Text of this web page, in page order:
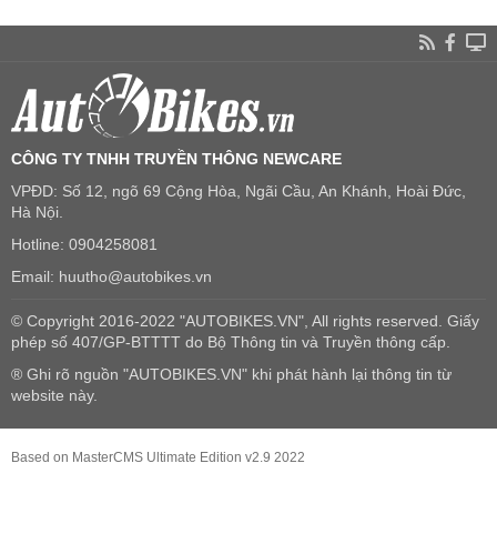
CÔNG TY TNHH TRUYỀN THÔNG NEWCARE
VPĐD: Số 12, ngõ 69 Cộng Hòa, Ngãi Cầu, An Khánh, Hoài Đức,
Hà Nội.
Hotline: 0904258081
Email: huutho@autobikes.vn
© Copyright 2016-2022 "AUTOBIKES.VN", All rights reserved. Giấy
phép số 407/GP-BTTTT do Bộ Thông tin và Truyền thông cấp.
® Ghi rõ nguồn "AUTOBIKES.VN" khi phát hành lại thông tin từ
website này.
Based on MasterCMS Ultimate Edition v2.9 2022